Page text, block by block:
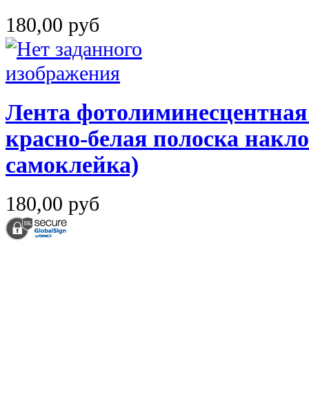
180,00 руб
Лента
красно-белая полоска
самоклейка)
180,00 руб